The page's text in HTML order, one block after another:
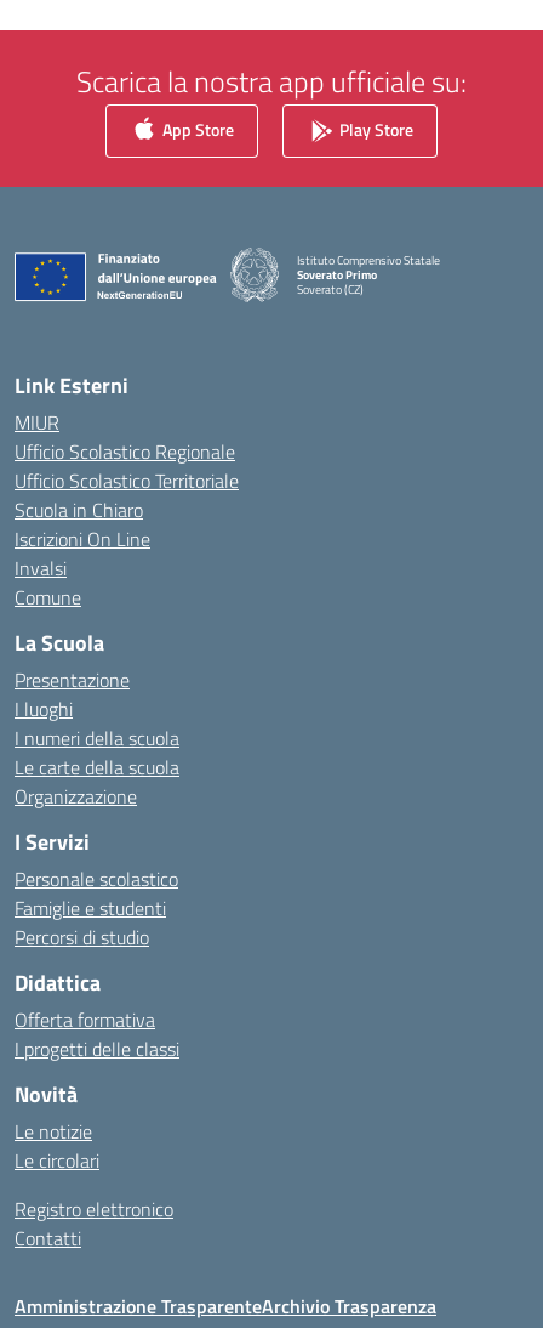
Scarica la nostra app ufficiale su:
App Store Play Store
Istituto Comprensivo Statale
Soverato Primo
Soverato (CZ)
Link Esterni
MIUR
Ufficio Scolastico Regionale
Ufficio Scolastico Territoriale
Scuola in Chiaro
Iscrizioni On Line
Invalsi
Comune
La Scuola
Presentazione
I luoghi
I numeri della scuola
Le carte della scuola
Organizzazione
I Servizi
Personale scolastico
Famiglie e studenti
Percorsi di studio
Didattica
Offerta formativa
I progetti delle classi
Novità
Le notizie
Le circolari
Registro elettronico
Contatti
Amministrazione TrasparenteArchivio Trasparenza